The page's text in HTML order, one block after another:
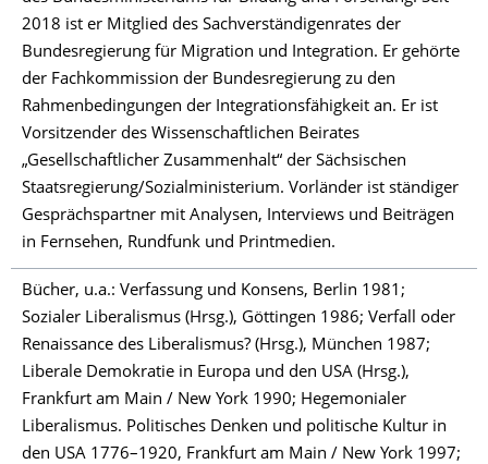
2018 ist er Mitglied des Sachverständigenrates der
Bundesregierung für Migration und Integration. Er gehörte
der Fachkommission der Bundesregierung zu den
Rahmenbedingungen der Integrationsfähigkeit an. Er ist
Vorsitzender des Wissenschaftlichen Beirates
„Gesellschaftlicher Zusammenhalt“ der Sächsischen
Staatsregierung/Sozialministerium. Vorländer ist ständiger
Gesprächspartner mit Analysen, Interviews und Beiträgen
in Fernsehen, Rundfunk und Printmedien.
Bücher, u.a.: Verfassung und Konsens, Berlin 1981;
Sozialer Liberalismus (Hrsg.), Göttingen 1986; Verfall oder
Renaissance des Liberalismus? (Hrsg.), München 1987;
Liberale Demokratie in Europa und den USA (Hrsg.),
Frankfurt am Main / New York 1990; Hegemonialer
Liberalismus. Politisches Denken und politische Kultur in
den USA 1776–1920, Frankfurt am Main / New York 1997;